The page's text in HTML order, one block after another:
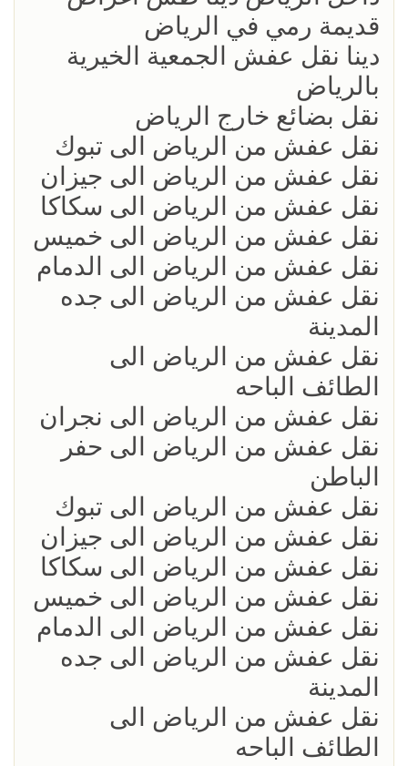
قديمة رمي في الرياض
دينا نقل عفش الجمعية الخيرية
بالرياض
نقل بضائع خارج الرياض
نقل عفش من الرياض الى تبوك
نقل عفش من الرياض الى جيزان
نقل عفش من الرياض الى سكاكا
نقل عفش من الرياض الى خميس
نقل عفش من الرياض الى الدمام
نقل عفش من الرياض الى جده
المدينة
نقل عفش من الرياض الى
الطائف الباحه
نقل عفش من الرياض الى نجران
نقل عفش من الرياض الى حفر
الباطن
نقل عفش من الرياض الى تبوك
نقل عفش من الرياض الى جيزان
نقل عفش من الرياض الى سكاكا
نقل عفش من الرياض الى خميس
نقل عفش من الرياض الى الدمام
نقل عفش من الرياض الى جده
المدينة
نقل عفش من الرياض الى
الطائف الباحه